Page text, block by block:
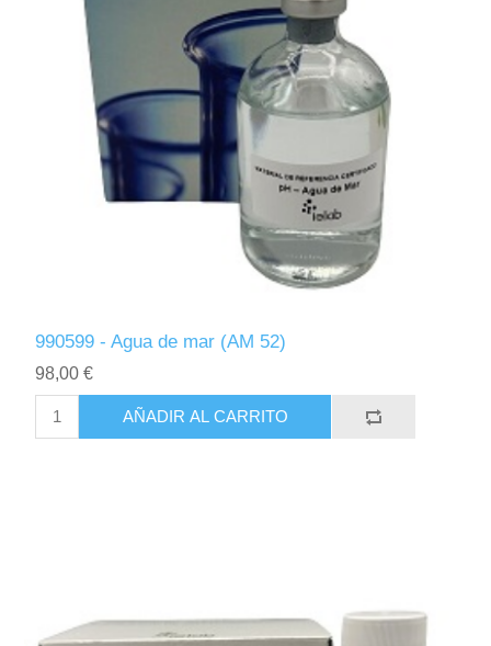
990599 - Agua de mar (AM 52)
98,00 €
AÑADIR AL CARRITO